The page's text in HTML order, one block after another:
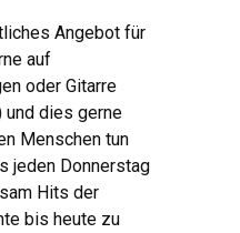
Angebot für
auf
oder Gitarre
dies gerne
Menschen tun
jeden Donnerstag
Hits der
bis heute zu